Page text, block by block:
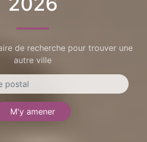
de recherche pour trouver une
autre ville
M'y amener